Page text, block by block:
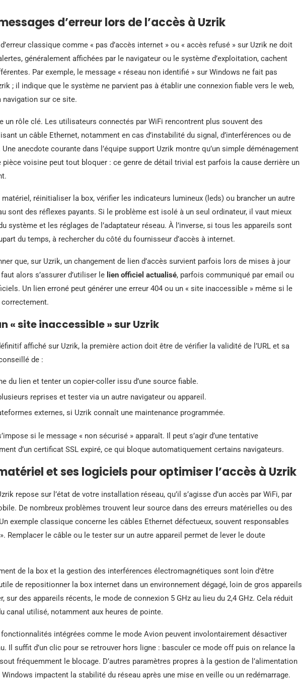
d’erreur lors de l’accès à Uzrik
d’erreur classique comme « pas d’accès internet » ou « accès refusé » sur Uzrik ne doit
généralement affichées par le navigateur ou le système d’exploitation, cachent
Par exemple, le message « réseau non identifié » sur Windows ne fait pas
; il indique que le système ne parvient pas à établir une connexion fiable vers le web,
sur ce site.
un rôle clé. Les utilisateurs connectés par WiFi rencontrent plus souvent des
un câble Ethernet, notamment en cas d’instabilité du signal, d’interférences ou de
anecdote courante dans l’équipe support Uzrik montre qu’un simple déménagement
pièce voisine peut tout bloquer : ce genre de détail trivial est parfois la cause derrière un
réinitialiser la box, vérifier les indicateurs lumineux (leds) ou brancher un autre
sont des réflexes payants. Si le problème est isolé à un seul ordinateur, il vaut mieux
système et les réglages de l’adaptateur réseau. À l’inverse, si tous les appareils sont
du temps, à rechercher du côté du fournisseur d’accès à internet.
que, sur Uzrik, un changement de lien d’accès survient parfois lors de mises à jour
alors s’assurer d’utiliser le lien officiel actualisé, parfois communiqué par email ou
Un lien erroné peut générer une erreur 404 ou un « site inaccessible » même si le
« site inaccessible » sur Uzrik
affiché sur Uzrik, la première action doit être de vérifier la validité de l’URL et sa
de :
du lien et tenter un copier-coller issu d’une source fiable.
reprises et tester via un autre navigateur ou appareil.
externes, si Uzrik connaît une maintenance programmée.
si le message « non sécurisé » apparaît. Il peut s’agir d’une tentative
d’un certificat SSL expiré, ce qui bloque automatiquement certains navigateurs.
et ses logiciels pour optimiser l’accès à Uzrik
repose sur l’état de votre installation réseau, qu’il s’agisse d’un accès par WiFi, par
De nombreux problèmes trouvent leur source dans des erreurs matérielles ou des
exemple classique concerne les câbles Ethernet défectueux, souvent responsables
Remplacer le câble ou le tester sur un autre appareil permet de lever le doute
de la box et la gestion des interférences électromagnétiques sont loin d’être
de repositionner la box internet dans un environnement dégagé, loin de gros appareils
sur des appareils récents, le mode de connexion 5 GHz au lieu du 2,4 GHz. Cela réduit
canal utilisé, notamment aux heures de pointe.
fonctionnalités intégrées comme le mode Avion peuvent involontairement désactiver
Il suffit d’un clic pour se retrouver hors ligne : basculer ce mode off puis on relance la
fréquemment le blocage. D’autres paramètres propres à la gestion de l’alimentation
impactent la stabilité du réseau après une mise en veille ou un redémarrage.